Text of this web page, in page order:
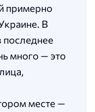
примерно
В
последнее
много — это
месте —